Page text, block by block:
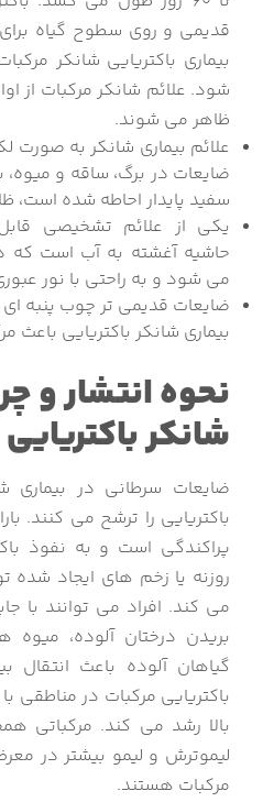
قدیمی و روی سطوح گیاه
بیماری باکتریایی شانکر
شود. علائم شانکر مرکبات از
ظاهر می شوند.
علائم بیماری شانکر به صورت
ضایعات در برگ، ساقه و
سفید پایدار احاطه شده است،
یکی از علائم تشخیصی قابل
حاشیه آغشته به آب است که
می شود و به راحتی با نور
ضایعات قدیمی تر چوب پنبه
بیماری شانکر باکتریایی
نحوه انتشار و
شانکر
ضایعات سرطانی در بیماری
باکتریایی را ترشح می کنند.
پراکندگی است و به نفوذ
روزنه یا زخم های ایجاد
می کند. افراد می توانند با
بریدن درختان آلوده،
گیاهان آلوده باعث انتقال
باکتریایی مرکبات در مناطقی
بالا رشد می کند. مرکباتی
لیموترش و لیمو بیشتر در
مرکبات هستند.